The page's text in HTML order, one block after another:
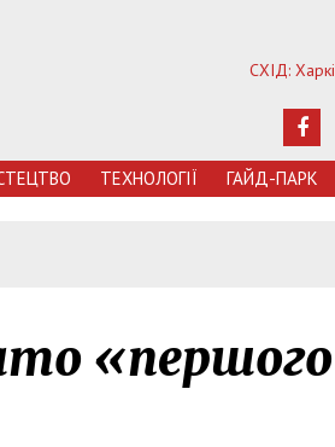
СХІД:
ТЕХНОЛОГIЇ ГАЙД-ПАРК
«першого